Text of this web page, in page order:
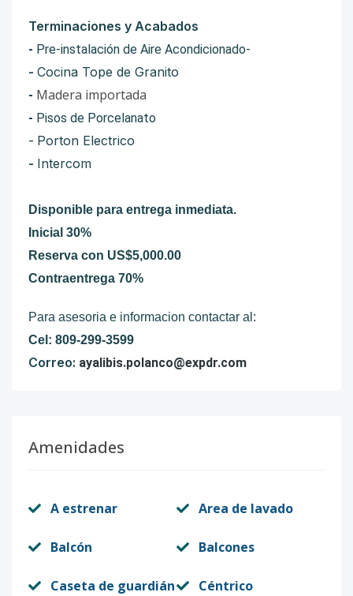
Terminaciones y Acabados
- Pre-instalación de Aire Acondicionado-
- Cocina Tope de Granito
- Madera importada
- Pisos de Porcelanato
- Porton Electrico
- Intercom
Disponible para entrega inmediata.
Inicial 30%
Reserva con US$5,000.00
Contraentrega 70%
Para asesoria e informacion contactar al:
Cel: 809-299-3599
Correo: ayalibis.polanco@expdr.com
Amenidades
A estrenar Area de lavado
Balcón Balcones
Caseta de guardián Céntrico